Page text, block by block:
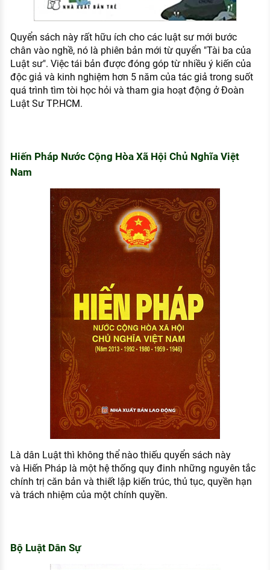
Quyển sách này rất hữu ích cho các luật sư mới bước
chân vào nghề, nó là phiên bản mới từ quyển "Tài ba của
Luật sư". Việc tái bản được đóng góp từ nhiều ý kiến của
độc giả và kinh nghiệm hơn 5 năm của tác giả trong suốt
quá trình tìm tòi học hỏi và tham gia hoạt động ở Đoàn
Luật Sư TP.HCM.
Hiến Pháp Nước Cộng Hòa Xã Hội Chủ Nghĩa Việt
Nam
Là dân Luật thì không thể nào thiếu quyển sách này
và Hiến Pháp là một hệ thống quy đinh những nguyên tắc
chính trị căn bản và thiết lập kiến trúc, thủ tục, quyền hạn
và trách nhiệm của một chính quyền.
Bộ Luật Dân Sự